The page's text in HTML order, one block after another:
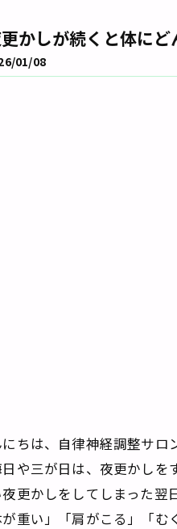
かしが続くと体に
01/08
にちは、自律神経調整サロ
や三が日は、夜更かしを
更かしをしてしまった翌日
が重い」「肩がこる」「む